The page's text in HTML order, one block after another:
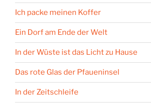
Ich packe meinen Koffer
Ein Dorf am Ende der Welt
In der Wüste ist das Licht zu Hause
Das rote Glas der Pfaueninsel
In der Zeitschleife